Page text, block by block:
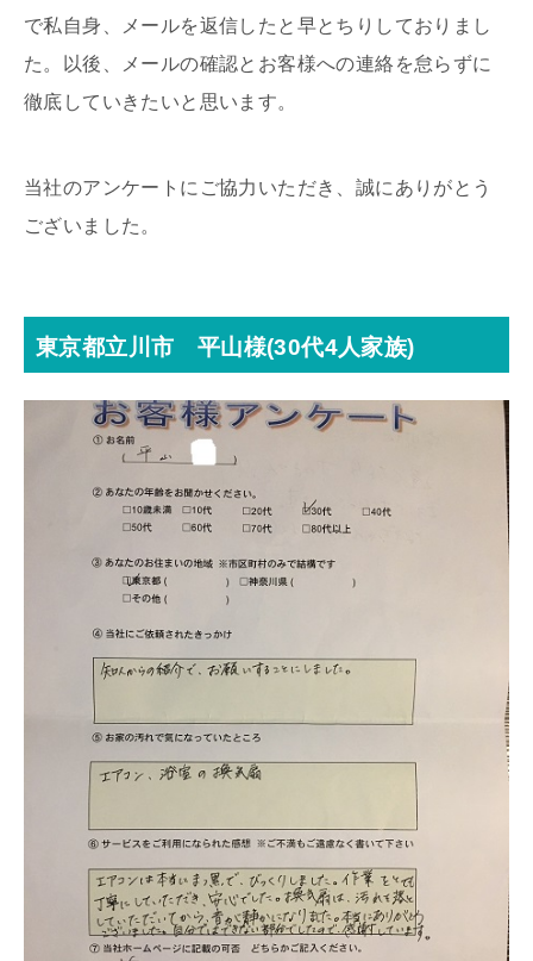
で私自身、メールを返信したと早とちりしておりまし
た。以後、メールの確認とお客様への連絡を怠らずに
徹底していきたいと思います。
当社のアンケートにご協力いただき、誠にありがとう
ございました。
東京都立川市 平山様(30代4人家族)